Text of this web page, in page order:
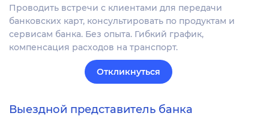
Проводить встречи с клиентами для передачи
банковских карт, консультировать по продуктам и
сервисам банка. Без опыта. Гибкий график,
компенсация расходов на транспорт.
Откликнуться
Выездной представитель банка